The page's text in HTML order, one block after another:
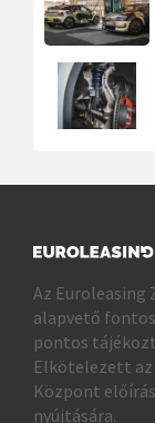
Az Euroleasing
alapvető
pontos
Elkötelezett az
Központ
nyújtására.